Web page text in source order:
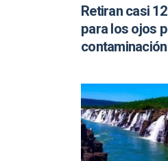
Retiran casi
para los ojos
contaminación